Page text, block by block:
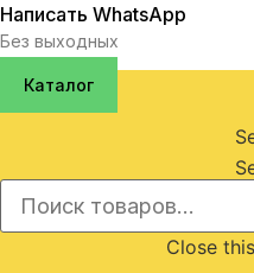
Написать WhatsApp
Без выходных
Каталог
Close